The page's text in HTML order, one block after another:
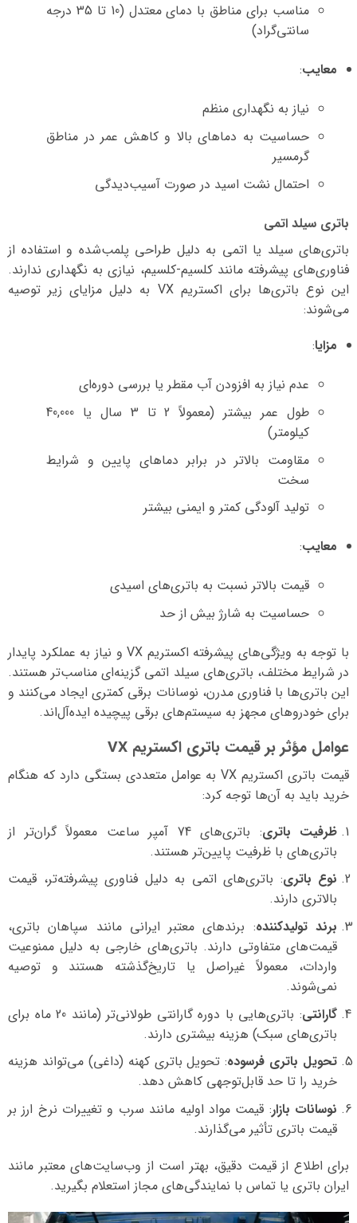
مناسب برای مناطق با دمای معتدل (10 تا 35 درجه
سانتی‌گراد)
معایب:
نیاز به نگهداری منظم
حساسیت به دماهای بالا و کاهش عمر در مناطق
گرمسیر
احتمال نشت اسید در صورت آسیب‌دیدگی
باتری سیلد اتمی
باتری‌های سیلد یا اتمی به دلیل طراحی پلمب‌شده و استفاده از
فناوری‌های پیشرفته مانند کلسیم-کلسیم، نیازی به نگهداری ندارند.
این نوع باتری‌ها برای اکستریم VX به دلیل مزایای زیر توصیه
می‌شوند:
مزایا:
عدم نیاز به افزودن آب مقطر یا بررسی دوره‌ای
طول عمر بیشتر (معمولاً 2 تا 3 سال یا 40,000
کیلومتر)
مقاومت بالاتر در برابر دماهای پایین و شرایط
سخت
تولید آلودگی کمتر و ایمنی بیشتر
معایب:
قیمت بالاتر نسبت به باتری‌های اسیدی
حساسیت به شارژ بیش از حد
با توجه به ویژگی‌های پیشرفته اکستریم VX و نیاز به عملکرد پایدار
در شرایط مختلف، باتری‌های سیلد اتمی گزینه‌ای مناسب‌تر هستند.
این باتری‌ها با فناوری مدرن، نوسانات برقی کمتری ایجاد می‌کنند و
برای خودروهای مجهز به سیستم‌های برقی پیچیده ایده‌آل‌اند.
عوامل مؤثر بر قیمت باتری اکستریم VX
قیمت باتری اکستریم VX به عوامل متعددی بستگی دارد که هنگام
خرید باید به آن‌ها توجه کرد:
ظرفیت باتری
: باتری‌های 74 آمپر ساعت معمولاً گران‌تر از
باتری‌های با ظرفیت پایین‌تر هستند.
نوع باتری: باتری‌های اتمی به دلیل فناوری پیشرفته‌تر، قیمت
بالاتری دارند.
برند تولیدکننده: برندهای معتبر ایرانی مانند سپاهان باتری،
قیمت‌های متفاوتی دارند. باتری‌های خارجی به دلیل ممنوعیت
واردات، معمولاً غیراصل یا تاریخ‌گذشته هستند و توصیه
نمی‌شوند.
گارانتی
: باتری‌هایی با دوره گارانتی طولانی‌تر (مانند 20 ماه برای
باتری‌های سبک) هزینه بیشتری دارند.
تحویل باتری فرسوده: تحویل باتری کهنه (داغی) می‌تواند هزینه
خرید را تا حد قابل‌توجهی کاهش دهد.
نوسانات بازار: قیمت مواد اولیه مانند سرب و تغییرات نرخ ارز بر
قیمت باتری تأثیر می‌گذارند.
برای اطلاع از قیمت دقیق، بهتر است از وب‌سایت‌های معتبر مانند
ایران باتری یا تماس با نمایندگی‌های مجاز استعلام بگیرید.